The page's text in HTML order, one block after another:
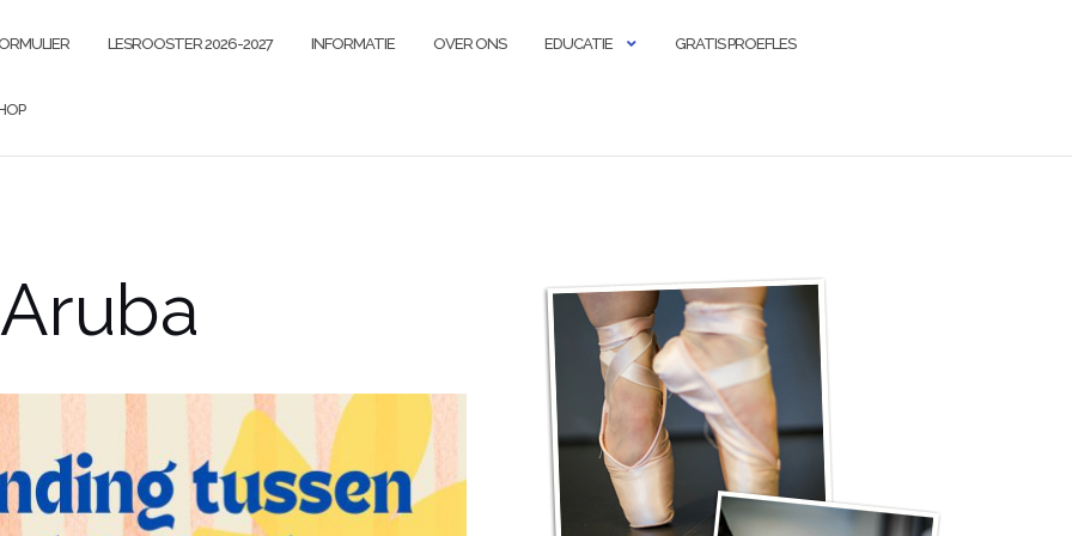
LESROOSTER 2026-2027 INFORMATIE OVER ONS EDUCATIE GRATIS PROEFLES